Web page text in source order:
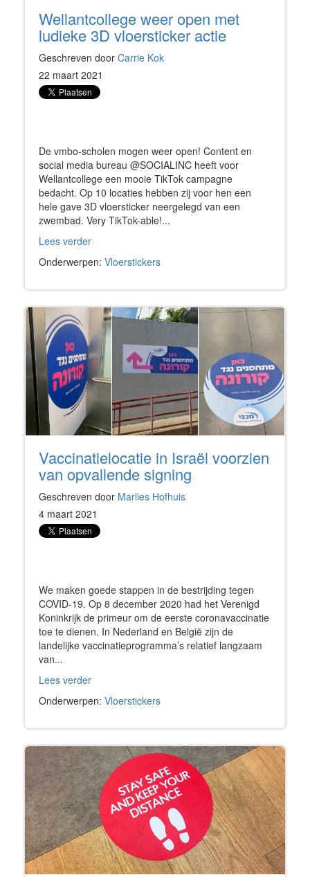
Wellantcollege weer open met
ludieke 3D vloersticker actie
Geschreven door Carrie Kok
22 maart 2021
De vmbo-scholen mogen weer open! Content en
social media bureau @SOCIALINC heeft voor
Wellantcollege een mooie TikTok campagne
bedacht. Op 10 locaties hebben zij voor hen een
hele gave 3D vloersticker neergelegd van een
zwembad. Very TikTok-able!...
Lees verder
Onderwerpen: Vloerstickers
Vaccinatielocatie in Israël voorzien
van opvallende signing
Geschreven door Marlies Hofhuis
4 maart 2021
We maken goede stappen in de bestrijding tegen
COVID-19. Op 8 december 2020 had het Verenigd
Koninkrijk de primeur om de eerste coronavaccinatie
toe te dienen. In Nederland en België zijn de
landelijke vaccinatieprogramma’s relatief langzaam
van...
Lees verder
Onderwerpen: Vloerstickers